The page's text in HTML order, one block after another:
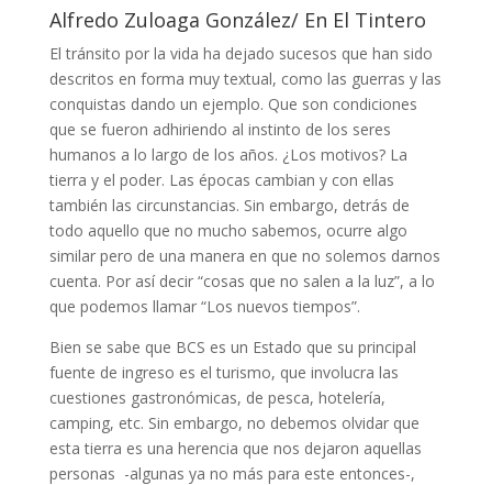
Alfredo Zuloaga González/ En El Tintero
El tránsito por la vida ha dejado sucesos que han sido
descritos en forma muy textual, como las guerras y las
conquistas dando un ejemplo. Que son condiciones
que se fueron adhiriendo al instinto de los seres
humanos a lo largo de los años. ¿Los motivos? La
tierra y el poder. Las épocas cambian y con ellas
también las circunstancias. Sin embargo, detrás de
todo aquello que no mucho sabemos, ocurre algo
similar pero de una manera en que no solemos darnos
cuenta. Por así decir “cosas que no salen a la luz”, a lo
que podemos llamar “Los nuevos tiempos”.
Bien se sabe que BCS es un Estado que su principal
fuente de ingreso es el turismo, que involucra las
cuestiones gastronómicas, de pesca, hotelería,
camping, etc. Sin embargo, no debemos olvidar que
esta tierra es una herencia que nos dejaron aquellas
personas -algunas ya no más para este entonces-,